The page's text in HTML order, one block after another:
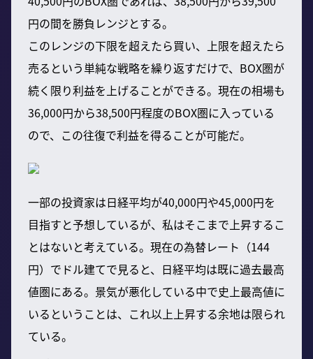
円の間を勝負レンジとする。
このレンジの下限を超えたら買い、上限を超えたら
売るという単純な戦略を繰り返すだけで、BOX圏が
続く限り利益を上げることができる。現在の相場も
36,000円から38,500円程度のBOX圏に入っている
ので、この往復で利益を得ることが可能だ。
一部の投資家は日経平均が40,000円や45,000円を
目指すと予想しているが、私はそこまで上昇するこ
とはないと考えている。現在の為替レート（144
円）でドル建てで見ると、日経平均は既に過去最高
値圏にある。景気が悪化している中で史上最高値に
いるということは、これ以上上昇する余地は限られ
ている。